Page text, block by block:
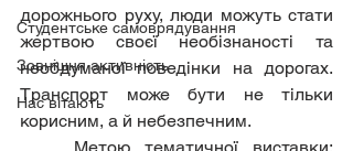
Студентське самоврядування
Зовнішня активність
Нас вітають
дорожнього руху, люди можуть стати
жертвою своєї необізнаності та
необдуманої поведінки на дорогах.
Транспорт може бути не тільки
корисним, а й небезпечним.